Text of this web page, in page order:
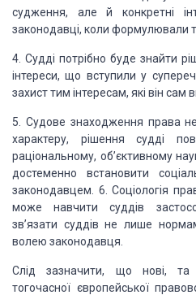
судження, але й конкретні
законодавці, коли формулювали
4. Судді потрібно буде знайти
інтереси, що вступили у
захист тим інтересам, які він
5. Судове знаходження права не
характеру, рішення судді
раціональному, об’єктивному
достеменно встановити
законодавцем. 6. Соціологія
може навчити суддів
зв’язати суддів не лише
волею законодавця.
Слід зазначити, що нові, та
тогочасної європейської